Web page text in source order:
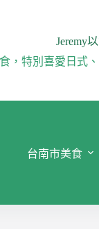
Jeremy
，特別喜愛日式
台南市美食